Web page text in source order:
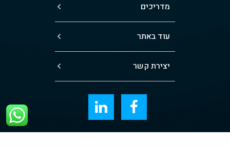
מדריכים
עוד באתר
יצירת קשר